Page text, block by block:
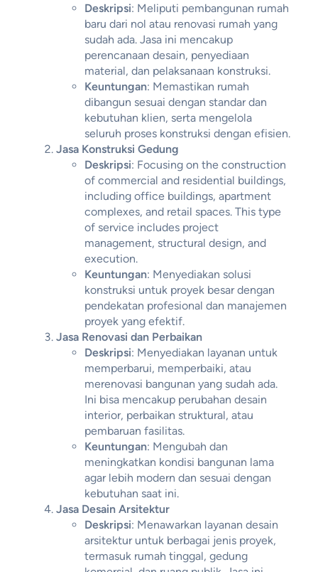
Deskripsi: Meliputi pembangunan rumah
baru dari nol atau renovasi rumah yang
sudah ada. Jasa ini mencakup
perencanaan desain, penyediaan
material, dan pelaksanaan konstruksi.
Keuntungan: Memastikan rumah
dibangun sesuai dengan standar dan
kebutuhan klien, serta mengelola
seluruh proses konstruksi dengan efisien.
Jasa Konstruksi Gedung
Deskripsi: Focusing on the construction
of commercial and residential buildings,
including office buildings, apartment
complexes, and retail spaces. This type
of service includes project
management, structural design, and
execution.
Keuntungan: Menyediakan solusi
konstruksi untuk proyek besar dengan
pendekatan profesional dan manajemen
proyek yang efektif.
Jasa Renovasi dan Perbaikan
Deskripsi: Menyediakan layanan untuk
memperbarui, memperbaiki, atau
merenovasi bangunan yang sudah ada.
Ini bisa mencakup perubahan desain
interior, perbaikan struktural, atau
pembaruan fasilitas.
Keuntungan: Mengubah dan
meningkatkan kondisi bangunan lama
agar lebih modern dan sesuai dengan
kebutuhan saat ini.
Jasa Desain Arsitektur
Deskripsi: Menawarkan layanan desain
arsitektur untuk berbagai jenis proyek,
termasuk rumah tinggal, gedung